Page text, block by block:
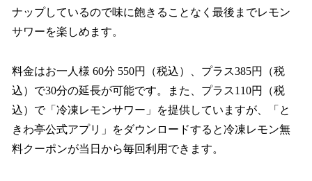
ナップしているので味に飽きることなく最後までレモン
サワーを楽しめます。
料金はお一人様 60分 550円（税込）、プラス385円（税
込）で30分の延長が可能です。また、プラス110円（税
込）で「冷凍レモンサワー」を提供していますが、「と
きわ亭公式アプリ」をダウンロードすると冷凍レモン無
料クーポンが当日から毎回利用できます。